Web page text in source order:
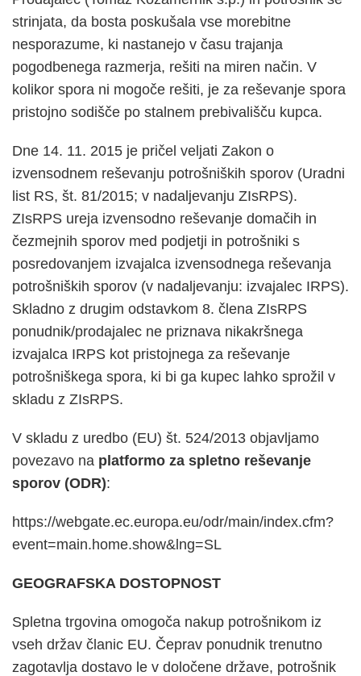
strinjata, da bosta poskušala vse morebitne
nesporazume, ki nastanejo v času trajanja
pogodbenega razmerja, rešiti na miren način. V
kolikor spora ni mogoče rešiti, je za reševanje spora
pristojno sodišče po stalnem prebivališču kupca.
Dne 14. 11. 2015 je pričel veljati Zakon o
izvensodnem reševanju potrošniških sporov (Uradni
list RS, št. 81/2015; v nadaljevanju ZIsRPS).
ZIsRPS ureja izvensodno reševanje domačih in
čezmejnih sporov med podjetji in potrošniki s
posredovanjem izvajalca izvensodnega reševanja
potrošniških sporov (v nadaljevanju: izvajalec IRPS).
Skladno z drugim odstavkom 8. člena ZIsRPS
ponudnik/prodajalec ne priznava nikakršnega
izvajalca IRPS kot pristojnega za reševanje
potrošniškega spora, ki bi ga kupec lahko sprožil v
skladu z ZIsRPS.
V skladu z uredbo (EU) št. 524/2013 objavljamo
povezavo na platformo za spletno reševanje
sporov (ODR):
https://webgate.ec.europa.eu/odr/main/index.cfm?
event=main.home.show&lng=SL
GEOGRAFSKA DOSTOPNOST
Spletna trgovina omogoča nakup potrošnikom iz
vseh držav članic EU. Čeprav ponudnik trenutno
zagotavlja dostavo le v določene države, potrošnik